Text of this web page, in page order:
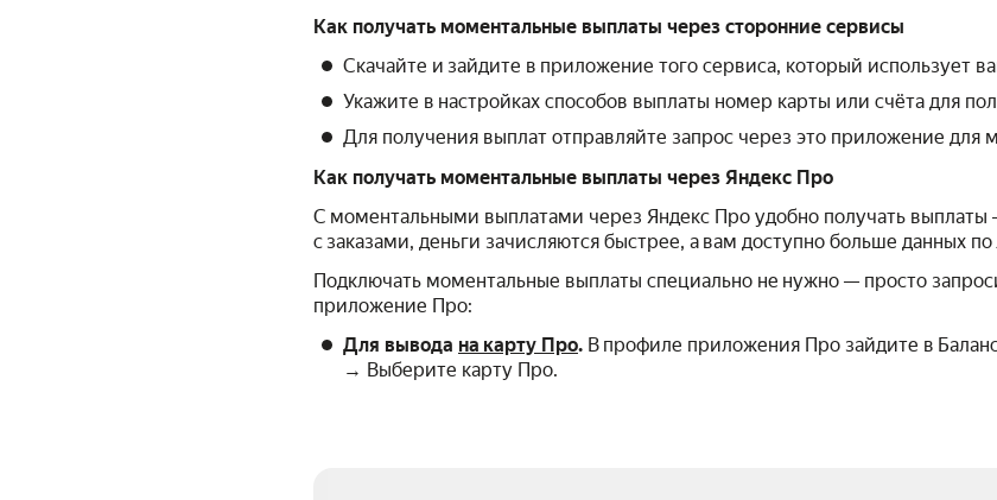
Как получать моментальные выплаты через сторонние сервисы
Скачайте и зайдите в приложение того сервиса, который использует
Укажите в настройках способов выплаты номер карты или счёта для
Для получения выплат отправляйте запрос через это приложение для
Как получать моментальные выплаты через Яндекс Про
С моментальными выплатами через Яндекс Про удобно получать
с заказами, деньги зачисляются быстрее, а вам доступно больше данных
Подключать моментальные выплаты специально не нужно — просто
приложение Про:
Для вывода на карту Про. В профиле приложения Про зайдите в
→ Выберите карту Про.